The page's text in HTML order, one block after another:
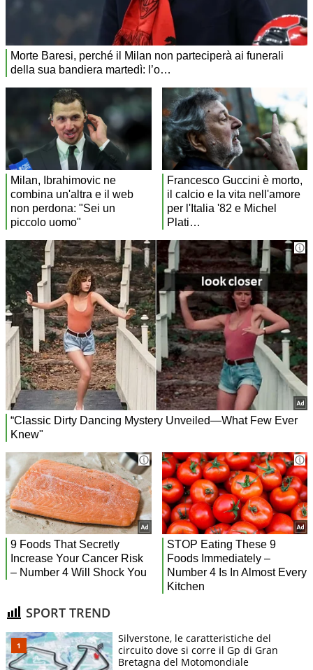
SPORT TREND
Silverstone, le caratteristiche del
circuito dove si corre il Gp di Gran
Bretagna del Motomondiale